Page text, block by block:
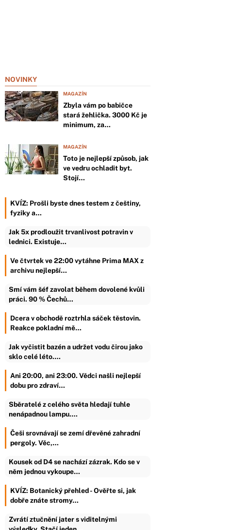
NOVINKY
MAGAZÍN
Zbyla vám po babičce
stará žehlička. 3000 Kč je
minimum, za…
MAGAZÍN
Toto je nejlepší způsob, jak
ve vedru ochladit byt.
Stojí…
KVÍZ: Prošli byste dnes testem z češtiny,
fyziky a…
Jak 5x prodloužit trvanlivost potravin v
lednici. Existuje…
Ve čtvrtek ve 22:00 vytáhne Prima MAX z
archivu nejlepší…
Smí vám šéf zavolat během dovolené kvůli
práci. 90 % Čechů…
Dcera v obchodě roztrhla sáček těstovin.
Reakce pokladní mě…
Jak vyčistit bazén a udržet vodu čirou jako
sklo celé léto.…
Ani 20:00, ani 23:00. Vědci našli nejlepší
dobu pro zdraví…
Sběratelé z celého světa hledají tuhle
nenápadnou lampu.…
Češi srovnávají se zemí dřevěné zahradní
pergoly. Věc,…
Kousek od D4 se nachází zázrak. Kdo se v
něm jednou vykoupe…
KVÍZ: Botanický přehled - Ověřte si, jak
dobře znáte stromy…
Zvrátí ztučnění jater s viditelnými